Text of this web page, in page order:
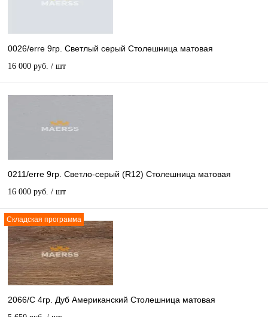
0026/erre 9гр. Светлый серый Столешница матовая
16 000 руб. / шт
0211/erre 9гр. Светло-серый (R12) Столешница матовая
16 000 руб. / шт
Складская программа
2066/C 4гр. Дуб Американский Столешница матовая